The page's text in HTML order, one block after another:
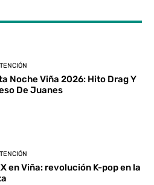
Noche Viña 2026: Hito Drag Y
De Juanes
en Viña: revolución K-pop en la